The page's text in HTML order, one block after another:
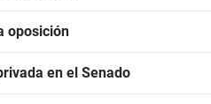
oposición
en el Senado